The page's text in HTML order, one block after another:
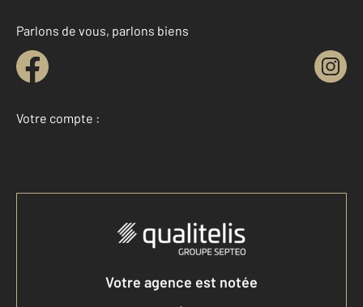
Parlons de vous, parlons biens
Votre compte :
Accéder à mon compte
Votre agence est notée